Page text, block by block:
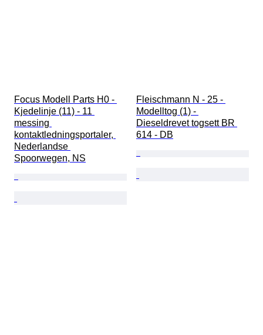
Focus Modell Parts H0 -
Kjedelinje (11) - 11
messing
kontaktledningsportaler,
Nederlandse
Spoorwegen, NS
Fleischmann N - 25 -
Modelltog (1) -
Dieseldrevet togsett BR
614 - DB